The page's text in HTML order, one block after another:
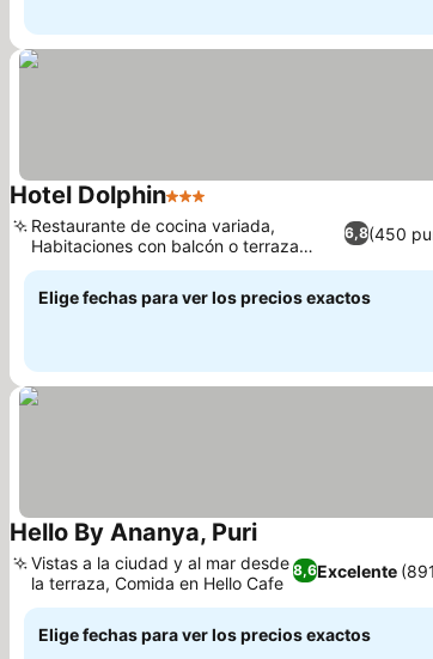
Hotel Dolphin3 Estrellas
6,8(450
Restaurante de cocina variada,
Habitaciones con balcón o terraza
privada
Elige fechas para ver los precios exactos
Hello By Ananya, PuriVer precios
8,6Excelente
Vistas a la ciudad y al mar desde
la terraza, Comida en Hello Cafe
Elige fechas para ver los precios exactos